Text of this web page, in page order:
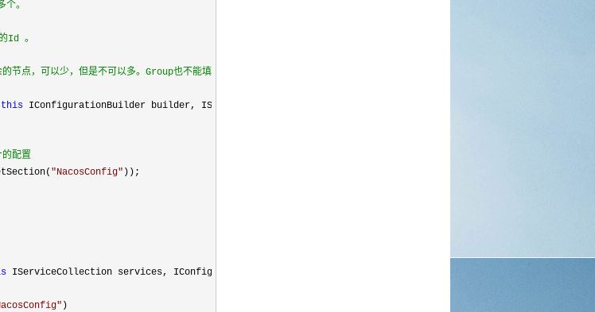
this
配置
"NacosConfig"
"